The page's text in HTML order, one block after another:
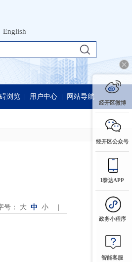
English
浏览 用户中心 网站导航
号： 大 中 小
经开区微博
经开区公众号
I泰达APP
政务小程序
智能客服